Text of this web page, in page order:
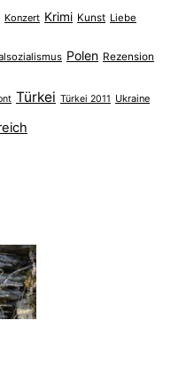
Konzert Krimi Kunst Liebe
Polen Rezension
Türkei Türkei 2011 Ukraine